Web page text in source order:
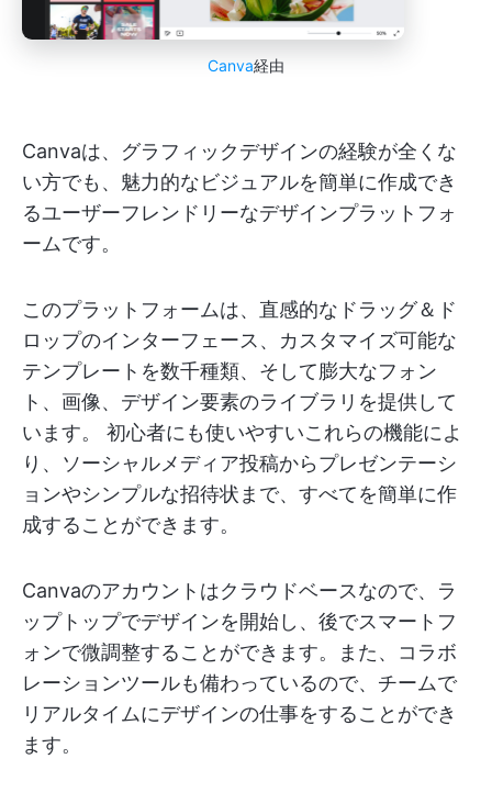
Canva経由
Canvaは、グラフィックデザインの経験が全くな
い方でも、魅力的なビジュアルを簡単に作成でき
るユーザーフレンドリーなデザインプラットフォ
ームです。
このプラットフォームは、直感的なドラッグ＆ド
ロップのインターフェース、カスタマイズ可能な
テンプレートを数千種類、そして膨大なフォン
ト、画像、デザイン要素のライブラリを提供して
います。 初心者にも使いやすいこれらの機能によ
り、ソーシャルメディア投稿からプレゼンテーシ
ョンやシンプルな招待状まで、すべてを簡単に作
成することができます。
Canvaのアカウントはクラウドベースなので、ラ
ップトップでデザインを開始し、後でスマートフ
ォンで微調整することができます。また、コラボ
レーションツールも備わっているので、チームで
リアルタイムにデザインの仕事をすることができ
ます。